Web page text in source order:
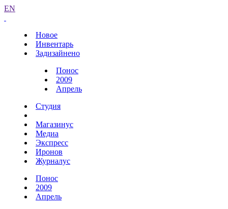
EN
Новое
Инвентарь
Задизайнено
Понос
2009
Апрель
Студия
Магазинус
Медиа
Экспресс
Иронов
Журналус
Понос
2009
Апрель